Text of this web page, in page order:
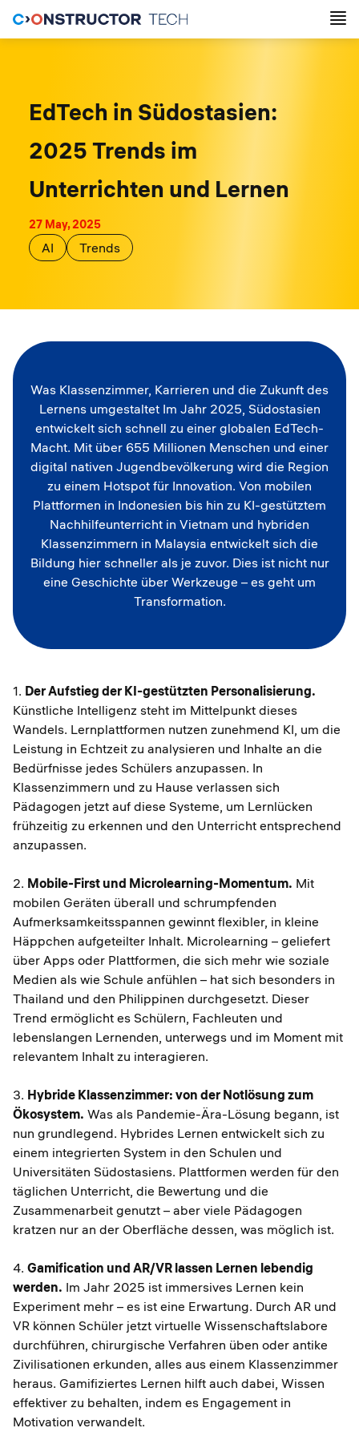
EdTech in Südostasien:
2025 Trends im
Unterrichten und Lernen
27 May, 2025
AI Trends
Was Klassenzimmer, Karrieren und die Zukunft des
Lernens umgestaltet Im Jahr 2025, Südostasien
entwickelt sich schnell zu einer globalen EdTech-
Macht. Mit über 655 Millionen Menschen und einer
digital nativen Jugendbevölkerung wird die Region
zu einem Hotspot für Innovation. Von mobilen
Plattformen in Indonesien bis hin zu KI-gestütztem
Nachhilfeunterricht in Vietnam und hybriden
Klassenzimmern in Malaysia entwickelt sich die
Bildung hier schneller als je zuvor. Dies ist nicht nur
eine Geschichte über Werkzeuge – es geht um
Transformation.
1. Der Aufstieg der KI-gestützten Personalisierung.
Künstliche Intelligenz steht im Mittelpunkt dieses
Wandels. Lernplattformen nutzen zunehmend KI, um die
Leistung in Echtzeit zu analysieren und Inhalte an die
Bedürfnisse jedes Schülers anzupassen. In
Klassenzimmern und zu Hause verlassen sich
Pädagogen jetzt auf diese Systeme, um Lernlücken
frühzeitig zu erkennen und den Unterricht entsprechend
anzupassen.
2. Mobile-First und Microlearning-Momentum. Mit
mobilen Geräten überall und schrumpfenden
Aufmerksamkeitsspannen gewinnt flexibler, in kleine
Häppchen aufgeteilter Inhalt. Microlearning – geliefert
über Apps oder Plattformen, die sich mehr wie soziale
Medien als wie Schule anfühlen – hat sich besonders in
Thailand und den Philippinen durchgesetzt. Dieser
Trend ermöglicht es Schülern, Fachleuten und
lebenslangen Lernenden, unterwegs und im Moment mit
relevantem Inhalt zu interagieren.
3. Hybride Klassenzimmer: von der Notlösung zum
Ökosystem. Was als Pandemie-Ära-Lösung begann, ist
nun grundlegend. Hybrides Lernen entwickelt sich zu
einem integrierten System in den Schulen und
Universitäten Südostasiens. Plattformen werden für den
täglichen Unterricht, die Bewertung und die
Zusammenarbeit genutzt – aber viele Pädagogen
kratzen nur an der Oberfläche dessen, was möglich ist.
4. Gamification und AR/VR lassen Lernen lebendig
werden. Im Jahr 2025 ist immersives Lernen kein
Experiment mehr – es ist eine Erwartung. Durch AR und
VR können Schüler jetzt virtuelle Wissenschaftslabore
durchführen, chirurgische Verfahren üben oder antike
Zivilisationen erkunden, alles aus einem Klassenzimmer
heraus. Gamifiziertes Lernen hilft auch dabei, Wissen
effektiver zu behalten, indem es Engagement in
Motivation verwandelt.